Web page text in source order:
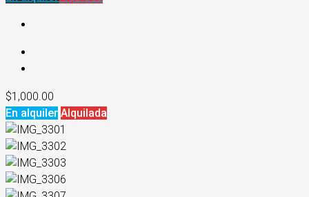
$1,000.00
En alquiler Alquilada